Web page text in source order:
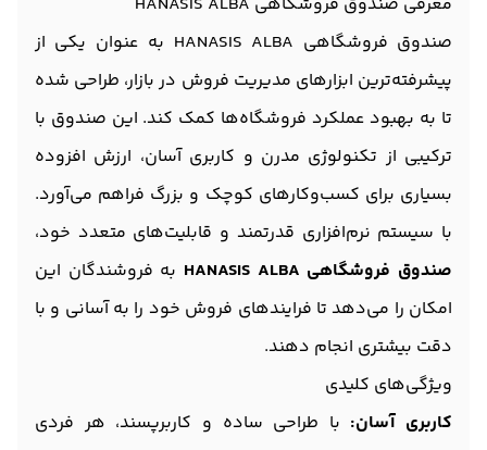
صندوق فروشگاهی HANASIS ALBA به عنوان یکی از
پیشرفته‌ترین ابزارهای مدیریت فروش در بازار، طراحی شده
تا به بهبود عملکرد فروشگاه‌ها کمک کند. این صندوق با
ترکیبی از تکنولوژی مدرن و کاربری آسان، ارزش افزوده
بسیاری برای کسب‌وکارهای کوچک و بزرگ فراهم می‌آورد.
با سیستم نرم‌افزاری قدرتمند و قابلیت‌های متعدد خود،
صندوق فروشگاهی HANASIS ALBA
به فروشندگان این
امکان را می‌دهد تا فرایندهای فروش خود را به آسانی و با
دقت بیشتری انجام دهند.
ویژگی‌های کلیدی
کاربری آسان: با طراحی ساده و کاربرپسند، هر فردی